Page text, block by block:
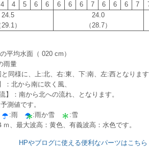
4 4 5 6 6 6 6 6 7 6 6 6 7
24.5
29.1）
24.0
（28.7）
平均水面（ 020 cm）
雨量
同様に、上:北、右:東、下:南、左:西となりま
北から南に吹く風、
：南から北への流れ、となります。
測値です。
:雨 :雨か雪
:雪
、最大波高：黄色、有義波高：水色です。
HPやブログに使える便利なパーツはこちら